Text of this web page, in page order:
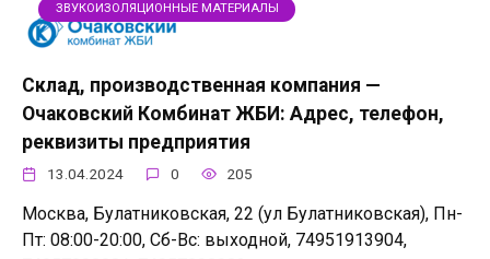
ЗВУКОИЗОЛЯЦИОННЫЕ МАТЕРИАЛЫ
Склад, производственная компания —
Очаковский Комбинат ЖБИ: Адрес, телефон,
реквизиты предприятия
13.04.2024 0 205
Москва, Булатниковская, 22 (ул Булатниковская), Пн-
Пт: 08:00-20:00, Сб-Вс: выходной, 74951913904,